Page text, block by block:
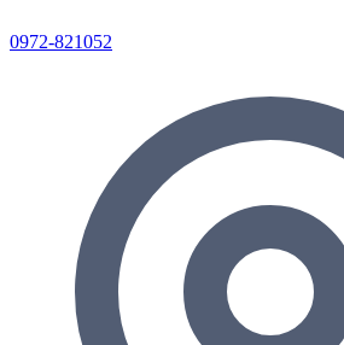
0972-821052